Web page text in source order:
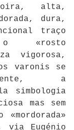
alta,
dura,
traço
o «rosto
vigorosa,
varonis se
a
simbologia
mas sem
via Eugénio